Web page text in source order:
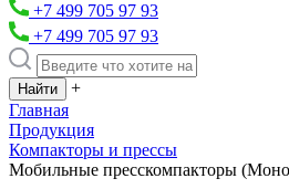
+7 499 705 97 93
+7 499 705 97 93
+
Главная
Продукция
Компакторы и прессы
Мобильные пресскомпакторы